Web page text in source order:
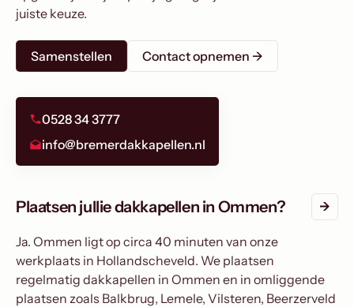
juiste keuze.
Samenstellen Contact opnemen ->
0528 34 3777
info@bremerdakkapellen.nl
Plaatsen jullie dakkapellen in Ommen?
Ja. Ommen ligt op circa 40 minuten van onze
werkplaats in Hollandscheveld. We plaatsen
regelmatig dakkapellen in Ommen en in omliggende
plaatsen zoals Balkbrug, Lemele, Vilsteren, Beerzerveld